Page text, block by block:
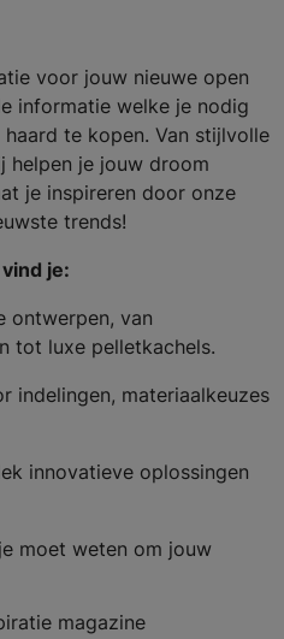
voor jouw nieuwe open
informatie welke je nodig
te kopen. Van stijlvolle
helpen je jouw droom
je inspireren door onze
trends!
je:
ontwerpen, van
tot luxe pelletkachels.
indelingen, materiaalkeuzes
innovatieve oplossingen
moet weten om jouw
magazine